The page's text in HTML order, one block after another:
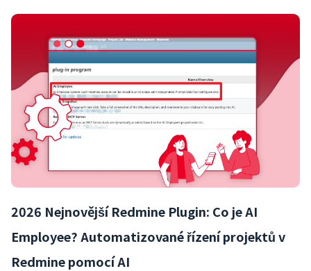
2026 Nejnovější Redmine Plugin: Co je AI
Employee? Automatizované řízení projektů v
Redmine pomocí AI